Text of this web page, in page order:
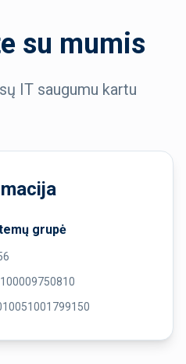
su mumis
IT saugumu kartu
grupė